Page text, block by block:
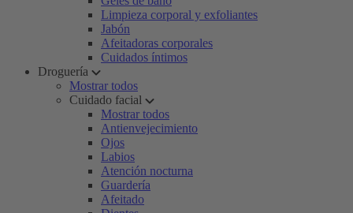
Limpieza corporal y exfoliantes
Jabón
Afeitadoras corporales
Cuidados íntimos
Droguería
Mostrar todos
Cuidado facial
Mostrar todos
Antienvejecimiento
Ojos
Labios
Atención nocturna
Guardería
Afeitado